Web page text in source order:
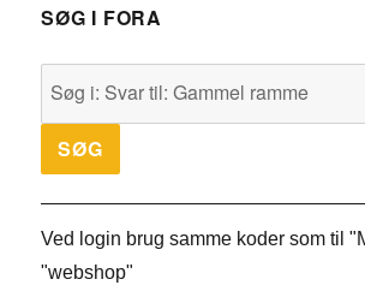
SØG I FORA
Ved login brug samme koder som til
"webshop"